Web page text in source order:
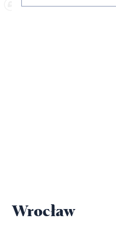
Wrocław